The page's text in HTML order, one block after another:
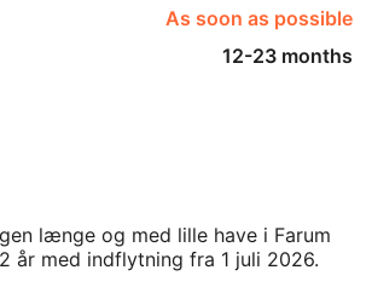
As soon as possible
12-23 months
længe og med lille have i Farum
år med indflytning fra 1 juli 2026.